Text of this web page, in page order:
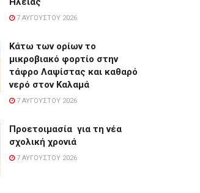
7 ΑΥΓΟΎΣΤΟΥ 2026
Κάτω των ορίων το
μικροβιακό φορτίο στην
τάφρο Λαψίστας και καθαρό
νερό στον Καλαμά
7 ΑΥΓΟΎΣΤΟΥ 2026
Προετοιμασία για τη νέα
σχολική χρονιά
7 ΑΥΓΟΎΣΤΟΥ 2026